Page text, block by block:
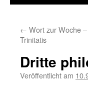
← Wort zur Woche
Trinitatis
Dritte
Veröffentlicht am